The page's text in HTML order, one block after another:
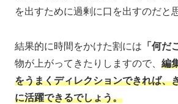
を出すために過剰に口を出すのだと
結果的に時間をかけた割には 「何だ
物が上がってきたりしますので、 編
をうまくディレクションできれば、
に活躍できるでしょう。